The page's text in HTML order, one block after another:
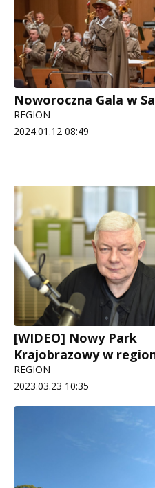
Noworoczna Gala w
REGION
2024.01.12 08:49
[WIDEO] Nowy Park
Krajobrazowy w
REGION
2023.03.23 10:35